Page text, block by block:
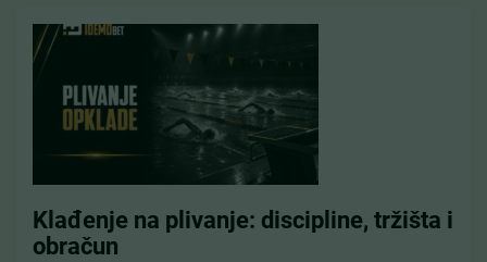
Klađenje na plivanje: discipline, tržišta i
obračun